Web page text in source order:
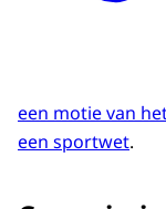
een motie van
een sportwet.